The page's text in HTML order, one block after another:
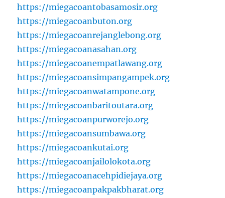
https://miegacoantobasamosir.org
https://miegacoanbuton.org
https://miegacoanrejanglebong.org
https://miegacoanasahan.org
https://miegacoanempatlawang.org
https://miegacoansimpangampek.org
https://miegacoanwatampone.org
https://miegacoanbaritoutara.org
https://miegacoanpurworejo.org
https://miegacoansumbawa.org
https://miegacoankutai.org
https://miegacoanjailolokota.org
https://miegacoanacehpidiejaya.org
https://miegacoanpakpakbharat.org